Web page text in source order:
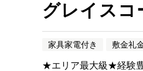
グレイスコ
家具家電付き 敷金礼
★エリア最大級★経験豊